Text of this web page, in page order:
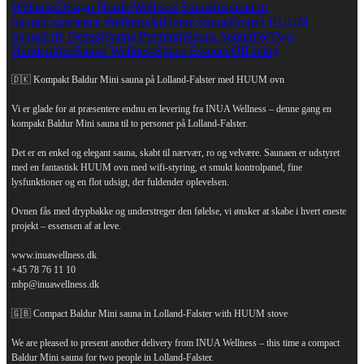
🇩🇰 Kompakt Baldur Mini sauna på Lolland-Falster med HUUM ovn
Vi er glade for at præsentere endnu en levering fra INUA Wellness – denne gang en
kompakt Baldur Mini sauna til to personer på Lolland-Falster.
Det er en enkel og elegant sauna, skabt til nærvær, ro og velvære. Saunaen er udstyret
med en fantastisk HUUM ovn med wifi-styring, et smukt kontrolpanel, fine
lysfunktioner og en flot udsigt, der fuldender oplevelsen.
Ovnen fås med drypbakke og understreger den følelse, vi ønsker at skabe i hvert eneste
projekt – essensen af at leve.
www.inuawellness.dk
+45 78 76 11 10
mbp@inuawellness.dk
🇬🇧 Compact Baldur Mini sauna in Lolland-Falster with HUUM stove
We are pleased to present another delivery from INUA Wellness – this time a compact
Baldur Mini sauna for two people in Lolland-Falster.